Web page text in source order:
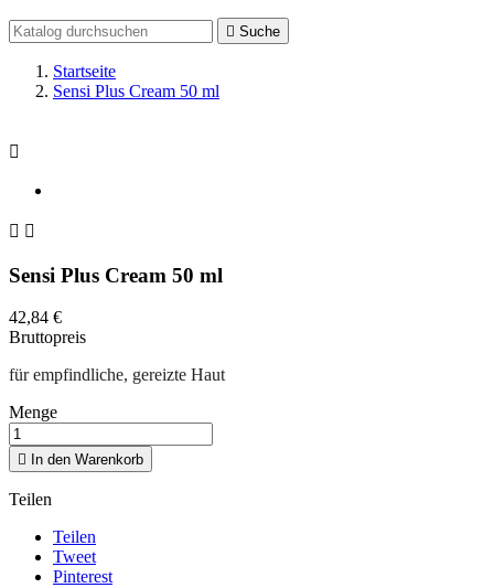
 Suche
Startseite
Sensi Plus Cream 50 ml

 
Sensi Plus Cream 50 ml
42,84 €
Bruttopreis
für empfindliche, gereizte Haut
Menge
 In den Warenkorb
Teilen
Teilen
Tweet
Pinterest